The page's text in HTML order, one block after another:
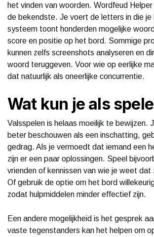
het vinden van woorden. Wordfeud
de bekendste. Je voert de letters in die je
systeem toont honderden mogelijke
score en positie op het bord. Sommige
kunnen zelfs screenshots analyseren en
woord teruggeven. Voor wie op eerlijke
dat natuurlijk als oneerlijke concurrentie.
Wat kun je als
Valsspelen is helaas moeilijk te bewijzen.
beter beschouwen als een inschatting,
gedrag. Als je vermoedt dat iemand een
zijn er een paar oplossingen. Speel
vrienden of kennissen van wie je weet dat
Of gebruik de optie om het bord
zodat hulpmiddelen minder effectief zijn.
Een andere mogelijkheid is het gesprek
vaste tegenstanders kan het helpen om